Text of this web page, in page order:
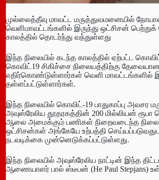
முல்லைத்தீவு மாவட்ட மருத்துவமனையில்
வெளிமாவட்டங்களில் இருந்து ஒட்சிசன்
காலத்தில் தொடர்ந்து வந்துள்ளது
இந்த நிலையில் கடந்த காலத்தில் ஏற்பட்ட
கொவிட்19 சிகிச்சை நிலையத்திற்கு
எதிர்கொண்டுள்ளார்கள் வெளி மாவட்டங்களில்
தள்ளப்பட்டுள்ளார்கள்.
இந்த நிலையில் கொவிட்-19 பாதுகாப்பு அவசர
அவுஸ்ரேலிய தூதரகத்தின் 200 மில்லியன்
ஆலை அமைக்கும் பணிகள் நிறைவடைந்த
ஒட்சிசன்கள் அங்கேயே உற்பத்தி
நடவடிக்கை முன்னெடுக்கப்பட்டுள்ளது.
இந்த நிலையில் அவுஸ்ரேலிய நாட்டின் இந்த
ஆணையாளர் பால் ஸ்டீபன் (He Paul Stepjans)